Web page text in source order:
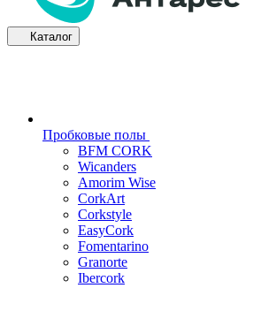
Каталог
Пробковые полы
BFM CORK
Wicanders
Amorim Wise
CorkArt
Corkstyle
EasyCork
Fomentarino
Granorte
Ibercork